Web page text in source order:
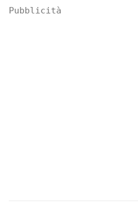
Pubblicità